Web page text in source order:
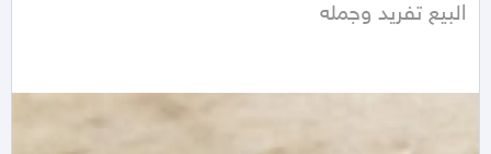
البيع تفريد وجمله